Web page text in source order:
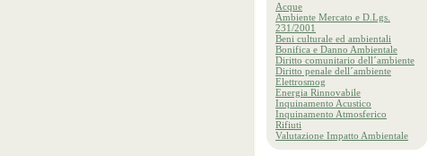
Acque
Ambiente Mercato e D.Lgs.
231/2001
Beni culturale ed ambientali
Bonifica e Danno Ambientale
Diritto comunitario dell´ambiente
Diritto penale dell´ambiente
Elettrosmog
Energia Rinnovabile
Inquinamento Acustico
Inquinamento Atmosferico
Rifiuti
Valutazione Impatto Ambientale